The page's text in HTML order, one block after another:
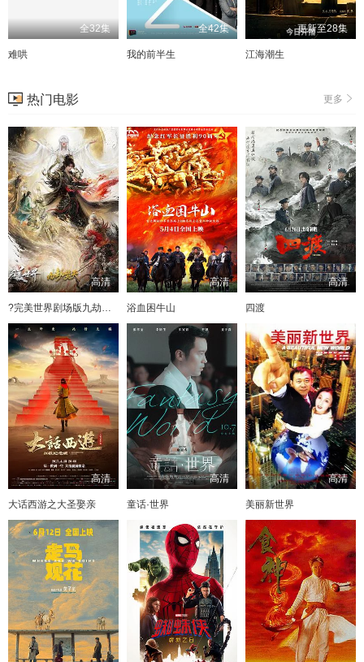
全32集
难哄
全42集
我的前半生
更新至28集
江海潮生
更多
热门电影
高清
?完美世界剧场版九劫焚天?
高清
浴血困牛山
高清
四渡
高清
大话西游之大圣娶亲
高清
童话·世界
高清
美丽新世界